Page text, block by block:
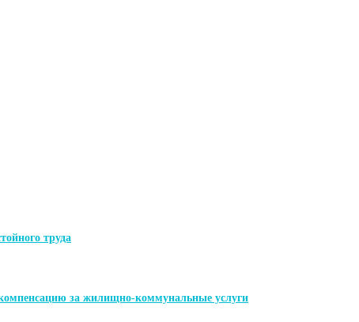
труда
за жилищно-коммунальные услуги